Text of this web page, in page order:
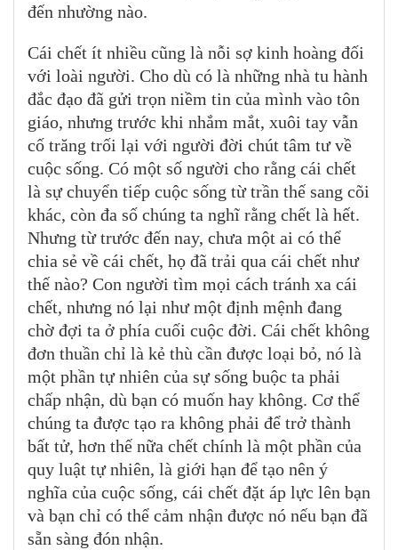
đến nhường nào.
Cái chết ít nhiều cũng là nỗi sợ kinh hoàng đối
với loài người. Cho dù có là những nhà tu hành
đắc đạo đã gửi trọn niềm tin của mình vào tôn
giáo, nhưng trước khi nhắm mắt, xuôi tay vẫn
cố trăng trối lại với người đời chút tâm tư về
cuộc sống. Có một số người cho rằng cái chết
là sự chuyển tiếp cuộc sống từ trần thế sang cõi
khác, còn đa số chúng ta nghĩ rằng chết là hết.
Nhưng từ trước đến nay, chưa một ai có thể
chia sẻ về cái chết, họ đã trải qua cái chết như
thế nào? Con người tìm mọi cách tránh xa cái
chết, nhưng nó lại như một định mệnh đang
chờ đợi ta ở phía cuối cuộc đời. Cái chết không
đơn thuần chỉ là kẻ thù cần được loại bỏ, nó là
một phần tự nhiên của sự sống buộc ta phải
chấp nhận, dù bạn có muốn hay không. Cơ thể
chúng ta được tạo ra không phải để trở thành
bất tử, hơn thế nữa chết chính là một phần của
quy luật tự nhiên, là giới hạn để tạo nên ý
nghĩa của cuộc sống, cái chết đặt áp lực lên bạn
và bạn chỉ có thể cảm nhận được nó nếu bạn đã
sẵn sàng đón nhận.